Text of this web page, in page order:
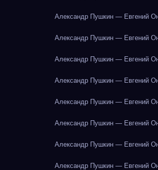
Александр Пушкин — Евгений
Александр Пушкин — Евгений
Александр Пушкин — Евгений
Александр Пушкин — Евгений
Александр Пушкин — Евгений
Александр Пушкин — Евгений
Александр Пушкин — Евгений
Александр Пушкин — Евгений